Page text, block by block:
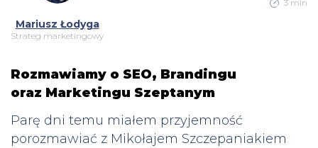
Mariusz Łodyga
Strateg marketingowy
3 min
Rozmawiamy o SEO, Brandingu
oraz Marketingu Szeptanym
Parę dni temu miałem przyjemność
porozmawiać z Mikołajem Szczepaniakiem